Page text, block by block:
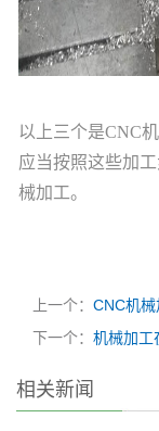
以上三个是CNC
应当按照这些加
械加工。
上一个： CNC机
下一个： 机械加工
相关新闻